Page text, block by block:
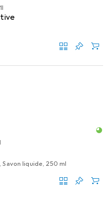
1l
Savon liquide, 250 ml